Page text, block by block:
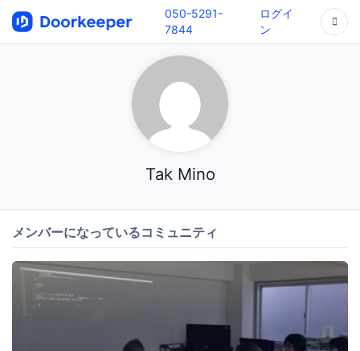
050-5291-
7844
ログイ
ン
Tak Mino
メンバーになっているコミュニティ